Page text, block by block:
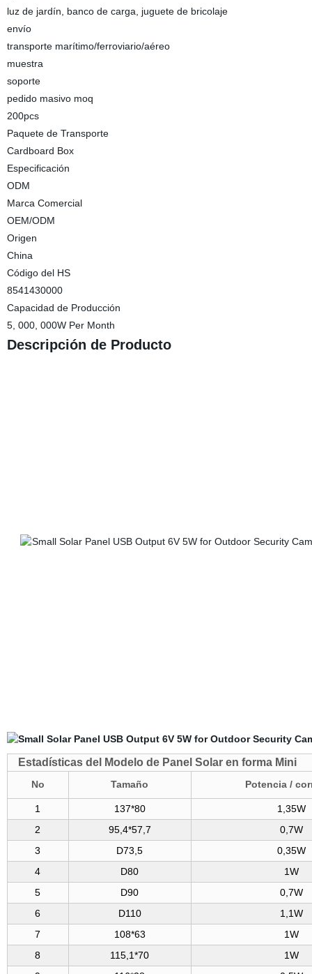
luz de jardín, banco de carga, juguete de bricolaje
envío
transporte marítimo/ferroviario/aéreo
muestra
soporte
pedido masivo moq
200pcs
Paquete de Transporte
Cardboard Box
Especificación
ODM
Marca Comercial
OEM/ODM
Origen
China
Código del HS
8541430000
Capacidad de Producción
5, 000, 000W Per Month
Descripción de Producto
Estadísticas del Modelo de Panel Solar en forma Mini
No Tamaño Potencia /
1 137*80
1,35W
2
95,4*57,7
0,7W
3
D73,5
0,35W
4
D80
1W
5
D90
0,7W
6
D110
1,1W
7
108*63
1W
8
115,1*70
1W